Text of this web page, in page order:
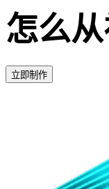
怎么
立即制作